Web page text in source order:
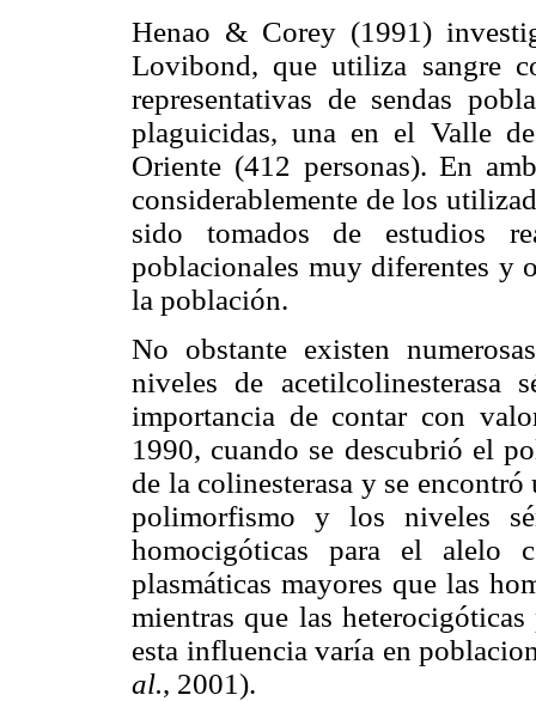
Henao & Corey (1991)
Lovibond, que utiliza sangre
representativas de sendas
plaguicidas, una en el Valle
Oriente (412 personas). En
considerablemente de los
sido tomados de estudios
poblacionales muy diferentes y
la población.
No obstante existen
niveles de acetilcolinesterasa
importancia de contar con
1990, cuando se descubrió el
de la colinesterasa y se
polimorfismo y los niveles
homocigóticas para el alelo
plasmáticas mayores que las
mientras que las
esta influencia varía en
al., 2001).